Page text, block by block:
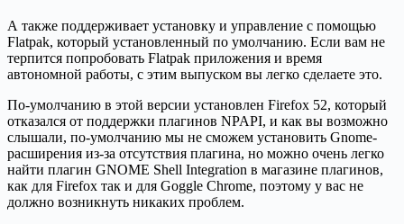
А также поддерживает установку и управление с помощью
Flatpak, который установленный по умолчанию. Если вам не
терпится попробовать Flatpak приложения и время
автономной работы, с этим выпуском вы легко сделаете это.
По-умолчанию в этой версии установлен Firefox 52, который
отказался от поддержки плагинов NPAPI, и как вы возможно
слышали, по-умолчанию мы не сможем установить Gnome-
расширения из-за отсутствия плагина, но можно очень легко
найти плагин GNOME Shell Integration в магазине плагинов,
как для Firefox так и для Goggle Chrome, поэтому у вас не
должно возникнуть никаких проблем.